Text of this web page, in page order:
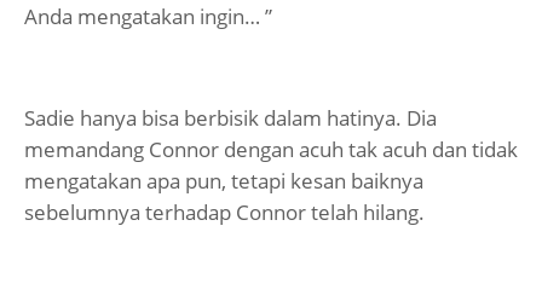
Anda mengatakan ingin… ”
Sadie hanya bisa berbisik dalam hatinya. Dia
memandang Connor dengan acuh tak acuh dan tidak
mengatakan apa pun, tetapi kesan baiknya
sebelumnya terhadap Connor telah hilang.